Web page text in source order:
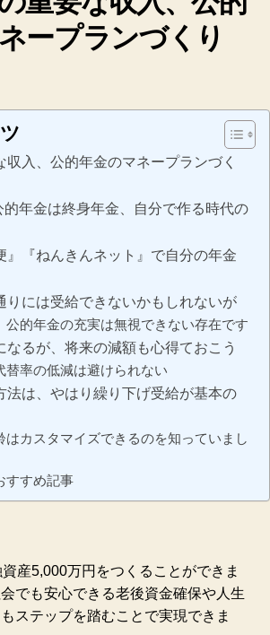
ープランづくり
収入、公的年金のマネープランづく
年金は終身年金、自分で作る時代の
』『ねんきんネット』で自分の年金
りには受給できないかもしれないが
公的年金の充実は無視できない存在です
なるが、将来の減額も心得ておこう
替率の低減は避けられない
法は、やはり繰り下げ受給が基本の
はカスタマイズできるのを知っていまし
すすめ記事
産5,000万円をつくることができま
でも安心できる老後資金確保や人生
ステップを踏むことで実現できま